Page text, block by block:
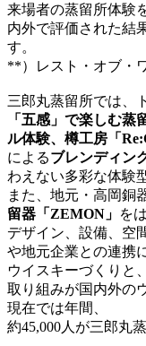
来場者の蒸留所体験
内外で評価された結
す。
**）レスト・オブ・
三郎丸蒸留所では、
「五感」で楽しむ蒸
ル体験、樽工房「
によるブレンディン
わえない多彩な体験
また、地元・高岡銅
留器「ZEMON」 を
デザイン、設備、空
や地元企業との連携
ウイスキーづくりと
取り組みが国内外の
現在では年間、
約45,000人が三郎丸